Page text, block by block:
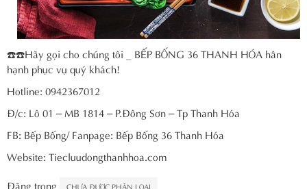
☎️☎️Hãy gọi cho chúng tôi _ BẾP BỐNG 36 THANH HÓA hân
hạnh phục vụ quý khách!
Hotline: 0942367012
Đ/c: Lô 01 – MB 1814 – P.Đông Sơn – Tp Thanh Hóa
FB: Bếp Bống/ Fanpage: Bếp Bống 36 Thanh Hóa
Website: Tiecluudongthanhhoa.com
Đăng trong
CHƯA ĐƯỢC PHÂN LOẠI